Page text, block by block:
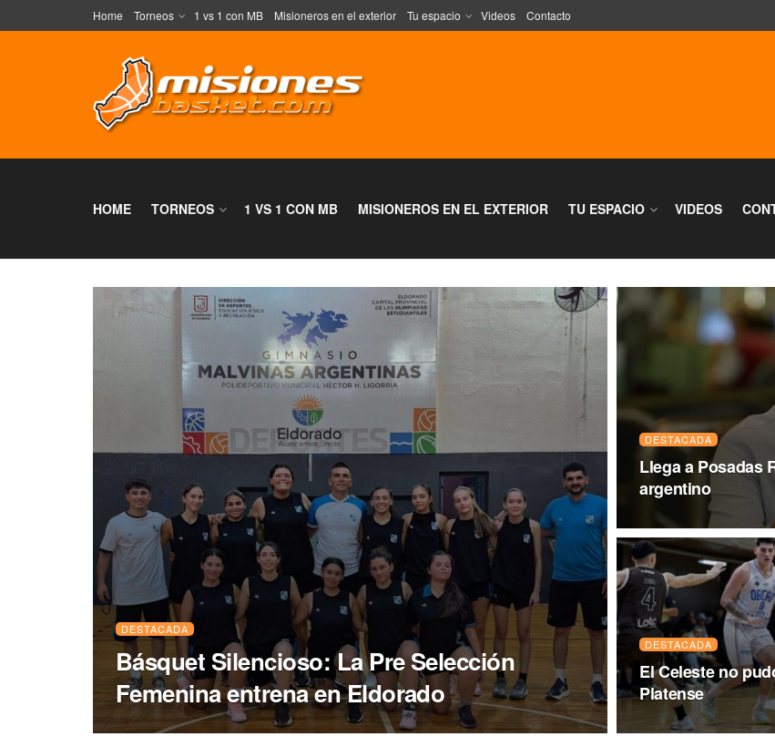
Home Torneos 1 vs 1 con MB Misioneros en el exterior Tu espacio Videos Contacto
HOME TORNEOS 1 VS 1 CON MB MISIONEROS EN EL EXTERIOR TU ESPACIO VIDEOS
DESTACADA
Básquet Silencioso: La Pre Selección
Femenina entrena en Eldorado
DESTACADA
Llega a Posadas
argentino
DESTACADA
El Celeste no
Platense